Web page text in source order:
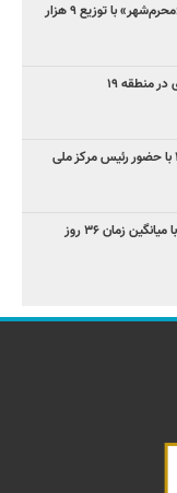
پذیرایی شهرداری منطقه ۱۹ از عزاداران «محرم‌شهر» با توزیع ۹ هزار
چالش‌های زیرساختی ناحیه ۳ منطقه ۱۹ با حضور رئیس مرکز ملی